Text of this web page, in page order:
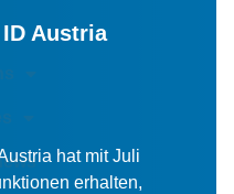
Austria
hat mit Juli
erhalten,